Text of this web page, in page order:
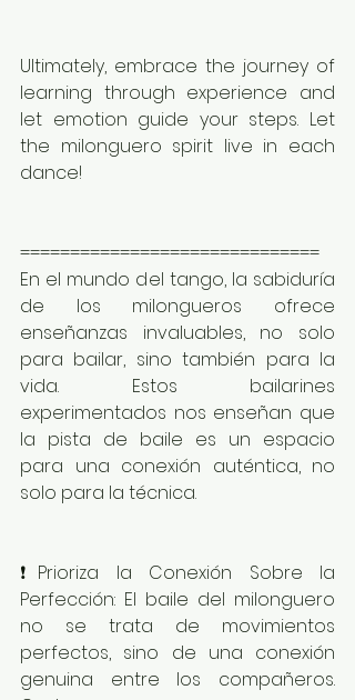
Ultimately, embrace the journey of
learning through experience and
let emotion guide your steps. Let
the milonguero spirit live in each
dance!
==============================
En el mundo del tango, la sabiduría
de los milongueros ofrece
enseñanzas invaluables, no solo
para bailar, sino también para la
vida. Estos bailarines
experimentados nos enseñan que
la pista de baile es un espacio
para una conexión auténtica, no
solo para la técnica.
❗️Prioriza la Conexión Sobre la
Perfección: El baile del milonguero
no se trata de movimientos
perfectos, sino de una conexión
genuina entre los compañeros.